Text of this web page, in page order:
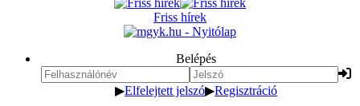
Friss hírek
Belépés
▶Elfelejtett jelszó▶Regisztráció